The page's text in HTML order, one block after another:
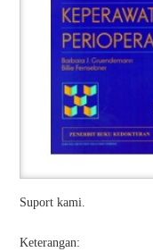
Suport kami.
Keterangan: